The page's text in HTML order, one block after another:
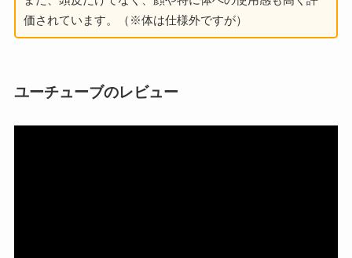
価されています。（※体は仕様外ですが）
ユーチューブのレビュー